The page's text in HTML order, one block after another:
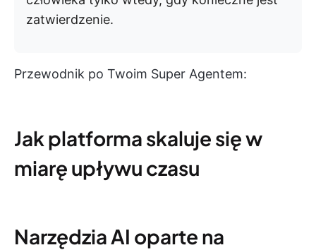
zatwierdzenie.
Przewodnik po Twoim Super Agentem:
Jak platforma skaluje się w
miarę upływu czasu
Narzędzia AI oparte na